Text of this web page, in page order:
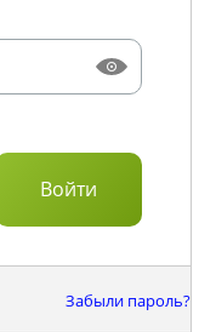
Забыли пароль?